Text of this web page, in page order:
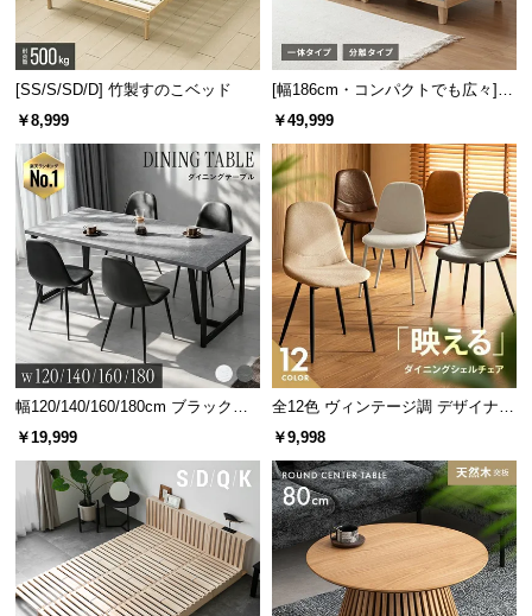
[SS/S/SD/D] 竹製すのこベッド
￥8,999
[幅186cm・コンパクトでも広々] 3
人掛けソファベッド リクライニン
グ 天然木フレーム 北欧
￥49,999
幅120/140/160/180cm ブラックフ
レーム ダイニング 大理石調 4人掛
￥19,999
全12色 ヴィンテージ調 デザイナー
ズシェルチェア
￥9,998